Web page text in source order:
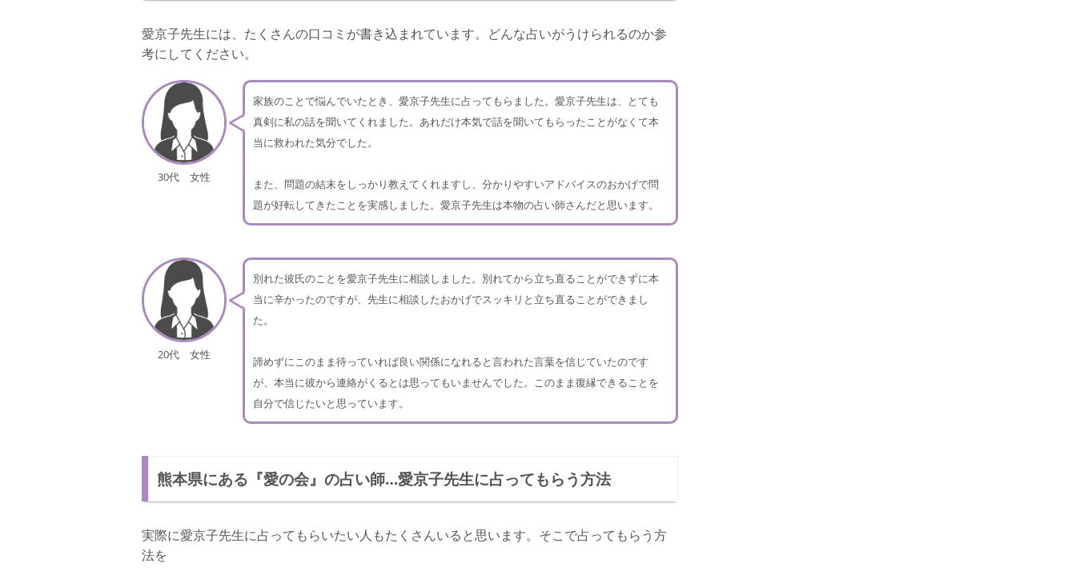
愛京子先生には、たくさんの口コミが書き込まれています。どんな占いがうけられるのか参
考にしてください。
30代 女性
家族のことで悩んでいたとき、愛京子先生に占ってもらました。愛京子先生は、とても
真剣に私の話を聞いてくれました。あれだけ本気で話を聞いてもらったことがなくて本
当に救われた気分でした。
また、問題の結末をしっかり教えてくれますし、分かりやすいアドバイスのおかげで問
題が好転してきたことを実感しました。愛京子先生は本物の占い師さんだと思います。
20代 女性
別れた彼氏のことを愛京子先生に相談しました。別れてから立ち直ることができずに本
当に辛かったのですが、先生に相談したおかげでスッキリと立ち直ることができまし
た。
諦めずにこのまま待っていれば良い関係になれると言われた言葉を信じていたのです
が、本当に彼から連絡がくるとは思ってもいませんでした。このまま復縁できることを
自分で信じたいと思っています。
熊本県にある『愛の会』の占い師…愛京子先生に占ってもらう方法
実際に愛京子先生に占ってもらいたい人もたくさんいると思います。そこで占ってもらう方
法を